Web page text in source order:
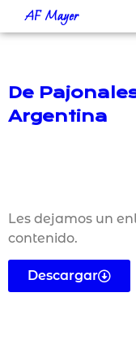
AF Mayer
De
Argentina
Les dejamos un
contenido.
Descargar